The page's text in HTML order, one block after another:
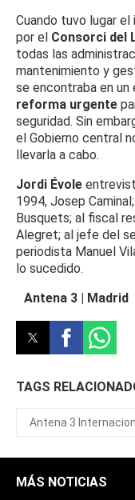
Cuando tuvo lugar
por el Consorci del
todas las
mantenimiento y
se encontraba en
reforma urgente
seguridad. Sin
el Gobierno central
llevarla a cabo.
Jordi Évole
1994, Josep
Busquets; al fiscal
Alegret; al jefe del
periodista Manuel
lo sucedido.
Antena 3 | Madrid
TAGS
Antena 3
MÁS NOTICIAS